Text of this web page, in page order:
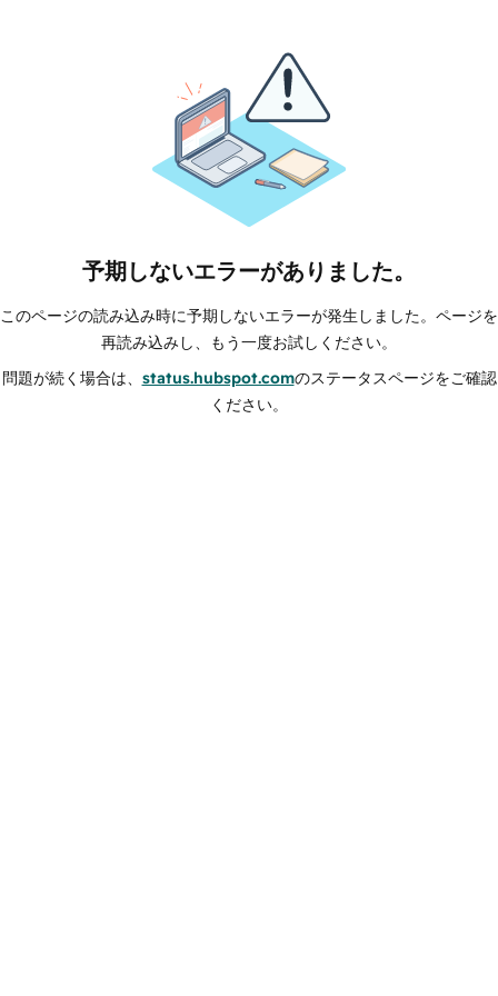
予期しないエラーがありました。
このページの読み込み時に予期しないエラーが発生しました。ページを
再読み込みし、もう一度お試しください。
問題が続く場合は、 status.hubspot.comのステータスページをご確認
ください。